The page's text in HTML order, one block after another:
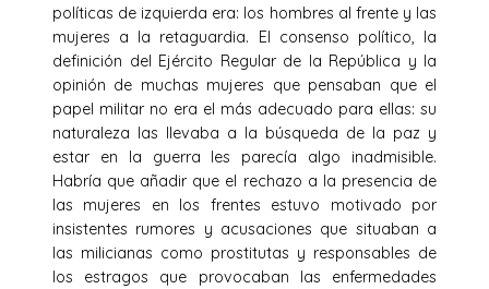
políticas de izquierda era: los hombres al frente y las
mujeres a la retaguardia. El consenso político, la
definición del Ejército Regular de la República y la
opinión de muchas mujeres que pensaban que el
papel militar no era el más adecuado para ellas: su
naturaleza las llevaba a la búsqueda de la paz y
estar en la guerra les parecía algo inadmisible.
Habría que añadir que el rechazo a la presencia de
las mujeres en los frentes estuvo motivado por
insistentes rumores y acusaciones que situaban a
las milicianas como prostitutas y responsables de
los estragos que provocaban las enfermedades